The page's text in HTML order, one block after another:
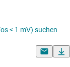
< 1 mV) suchen